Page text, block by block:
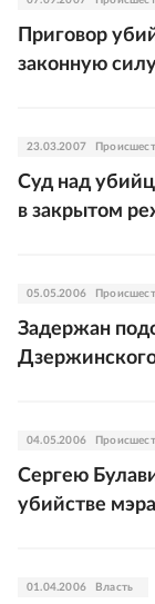
Приговор
законную
23.03.2007
Суд над
в закрытом
05.05.2006
Задержан
04.05.2006
Сергею
убийстве
01.04.2006 Власть